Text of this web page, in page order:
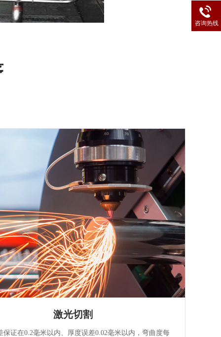
激光切割
保证在0.2毫米以内、厚度误差0.02毫米以内，弯曲度每
咨询热线